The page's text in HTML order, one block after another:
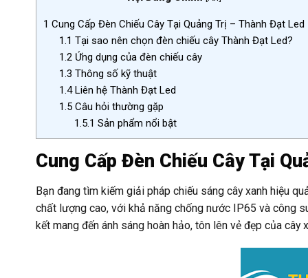
1 Cung Cấp Đèn Chiếu Cây Tại Quảng Trị – Thành Đạt Led
1.1 Tại sao nên chọn đèn chiếu cây Thành Đạt Led?
1.2Ứng dụng của đèn chiếu cây
1.3 Thông số kỹ thuật
1.4Liên hệ Thành Đạt Led
1.5Câu hỏi thường gặp
1.5.1 Sản phẩm nổi bật
Cung Cấp Đèn Chiếu Cây Tại
Bạn đang tìm kiếm giải pháp chiếu sáng cây xanh hiệu
chất lượng cao, với khả năng chống nước IP65 và công
kết mang đến ánh sáng hoàn hảo, tôn lên vẻ đẹp của